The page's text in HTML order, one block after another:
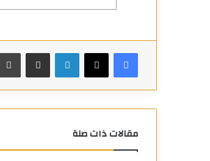
فيسبوك لينكدإن
مقالات ذات صلة